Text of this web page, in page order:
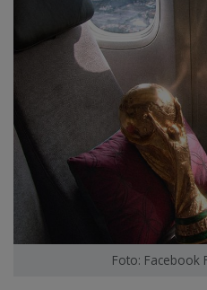
Foto: Facebook